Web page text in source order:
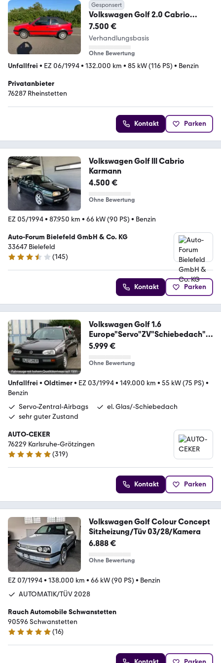
Gesponsert
Volkswagen Golf 2.0 Cabrio
einmalig schön
7.500 €
Verhandlungsbasis
Ohne Bewertung
Unfallfrei • EZ 06/1994• 132.000 km • 85 kW (116 PS) • Benzin
Privatanbieter
76287 Rheinstetten
Kontakt Parken
Volkswagen Golf lll Cabrio
Karmann
4.500 €
Ohne Bewertung
EZ 05/1994• 87.950 km • 66 kW (90 PS) • Benzin
Auto-Forum Bielefeld GmbH & Co. KG
33647 Bielefeld
3.6 Sterne
(145)
Kontakt Parken
Volkswagen Golf 1.6
Europe"Servo"ZV"Schiebedach"Ai
rbags"
5.999 €
Ohne Bewertung
Unfallfrei • Oldtimer• EZ 03/1994• 149.000 km • 55 kW (75 PS) •
Benzin
Servo-Zentral-Airbags
el. Glas/-Schiebedach
sehr guter Zustand
AUTO-CEKER
76229 Karlsruhe-Grötzingen
5 Sterne
(319)
Kontakt Parken
Volkswagen Golf Colour Concept
Sitzheizung/Tüv 03/28/Kamera
6.888 €
Ohne Bewertung
EZ 07/1994• 138.000 km • 66 kW (90 PS) • Benzin
AUTOMATIK/TÜV 2028
Rauch Automobile Schwanstetten
90596 Schwanstetten
5 Sterne
(16)